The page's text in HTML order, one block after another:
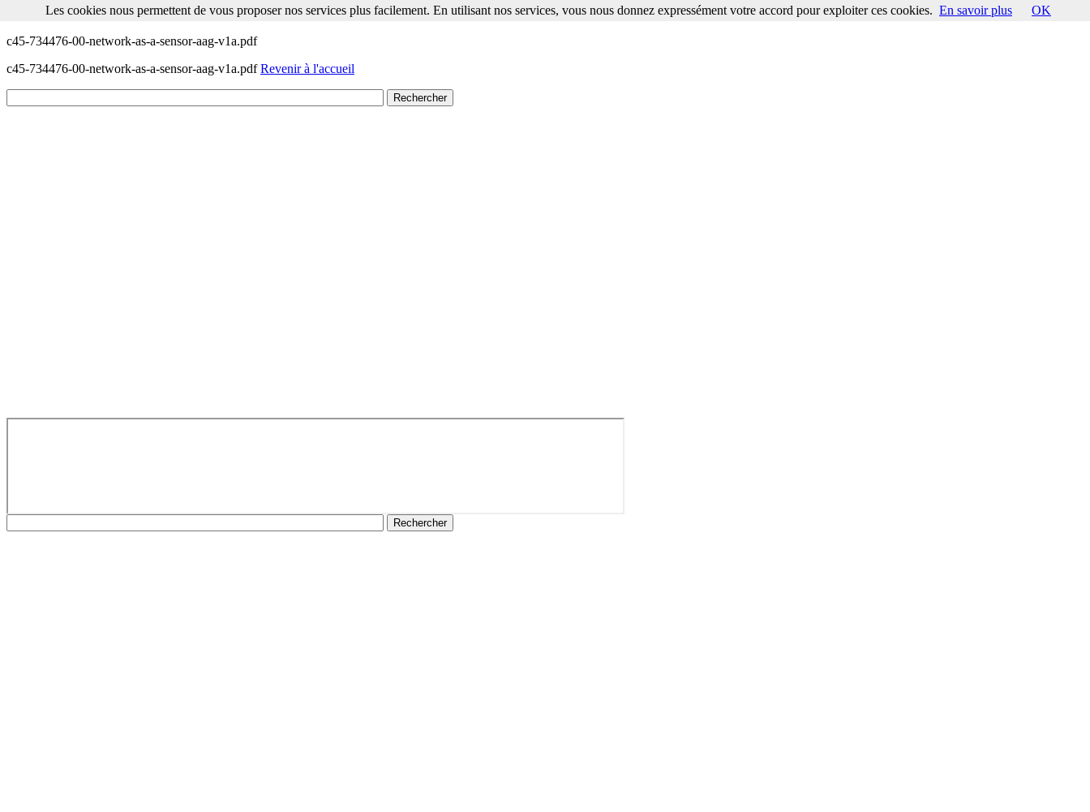
Les cookies nous permettent de vous proposer nos services plus facilement. En utilisant nos services, vous nous donnez expressément votre accord pour exploiter ces cookies.En savoir plus OK
c45-734476-00-network-as-a-sensor-aag-v1a.pdf
c45-734476-00-network-as-a-sensor-aag-v1a.pdfRevenir à l'accueil
Les cookies nous permettent de vous proposer nos services plus facilement. En utilisant nos services, vous nous donnez expressément votre accord pour exploiter ces cookies. En savoir plus OK